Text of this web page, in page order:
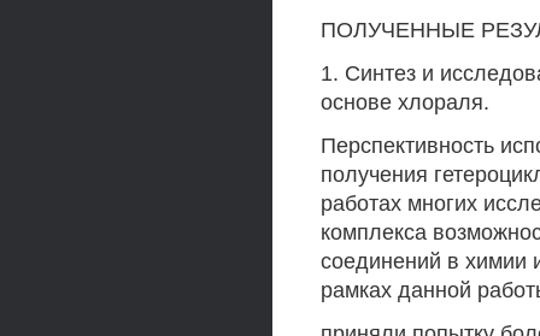
ПОЛУЧЕННЫЕ
1. Синтез и
основе хлораля.
Перспективность
получения
работах многих
комплекса
соединений в химии
рамках данной